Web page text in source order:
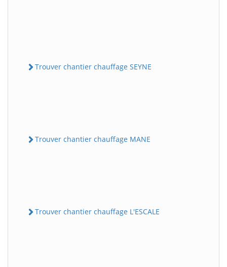
Trouver chantier chauffage SEYNE
Trouver chantier chauffage MANE
Trouver chantier chauffage L'ESCALE